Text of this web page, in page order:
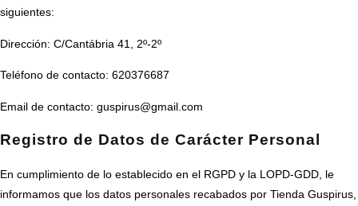
siguientes:
Dirección: C/Cantábria 41, 2º-2º
Teléfono de contacto: 620376687
Email de contacto: guspirus@gmail.com
Registro de Datos de Carácter Personal
En cumplimiento de lo establecido en el RGPD y la LOPD-GDD, le
informamos que los datos personales recabados por Tienda Guspirus,